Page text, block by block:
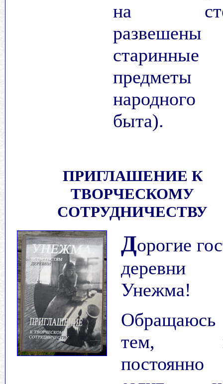
на
развешены
старинные
предметы
народного
быта).
ПРИГЛАШЕНИЕ К
ТВОРЧЕСКОМУ
СОТРУДНИЧЕСТВУ
Дорогие
деревни
Унежма!
тем,
постоянно